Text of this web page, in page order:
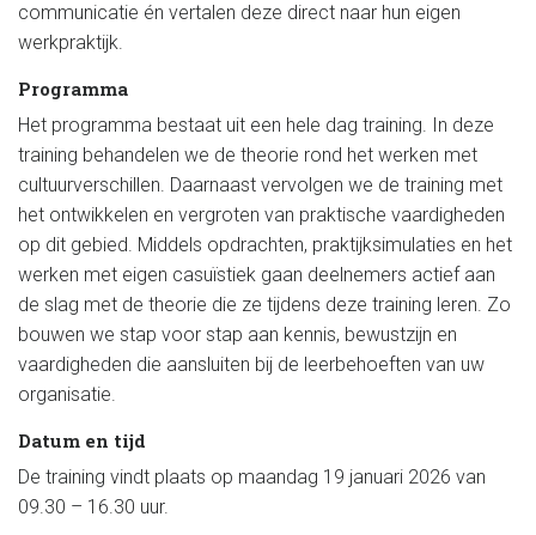
communicatie én vertalen deze direct naar hun eigen
werkpraktijk.
Programma
Het programma bestaat uit een hele dag training. In deze
training behandelen we de theorie rond het werken met
cultuurverschillen. Daarnaast vervolgen we de training met
het ontwikkelen en vergroten van praktische vaardigheden
op dit gebied. Middels opdrachten, praktijksimulaties en het
werken met eigen casuïstiek gaan deelnemers actief aan
de slag met de theorie die ze tijdens deze training leren. Zo
bouwen we stap voor stap aan kennis, bewustzijn en
vaardigheden die aansluiten bij de leerbehoeften van uw
organisatie.
Datum en tijd
De training vindt plaats op maandag 19 januari 2026 van
09.30 – 16.30 uur.